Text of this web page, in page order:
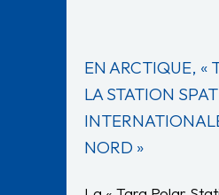
EN ARCTIQUE, «
LA STATION
NORD »